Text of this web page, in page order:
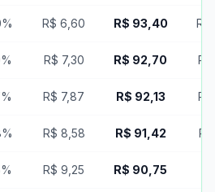
R$ 6,60 R$ 93,40 R$
R$ 7,30 R$ 92,70 R$
R$ 7,87 R$ 92,13 R$
R$ 8,58 R$ 91,42
R$ 9,25 R$ 90,75